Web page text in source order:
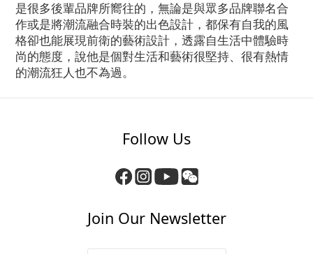
是很多後輩品牌所嚮往的，無論是與眾多品牌聯名合
作或是將潮流融合時裝的出色設計，都保有自我的風
格卻也能展現前衛的藝術設計，透露自生活中體驗時
尚的態度，說他是個對生活和藝術很堅持、很有熱情
的潮流狂人也不為過。
Follow Us
Join Our Newsletter